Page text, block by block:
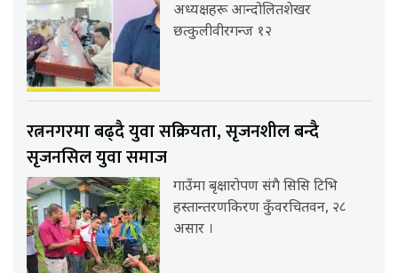
अध्यक्षहरू आन्दोलितशेखर
छत्कुलीवीरगन्ज १२
रत्ननगरमा बढ्दै युवा सक्रियता, सृजनशील बन्दै
सृजनसिल युवा समाज
गाउँमा बृक्षारोपण संगै सिसि टिभि
हस्तान्तरणकिरण कुँवरचितवन, २८
असार ।